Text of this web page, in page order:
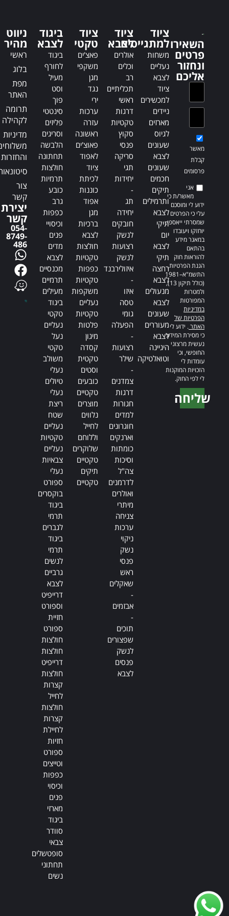
i
v
e
:
i
v
השאירו
פרטים
ונחזור
אליכם
מאשר
קבלת
פרסומים
אני
מאשר/ת כי
ידוע לי ומוסכם
עלי כי הפרטים
שמסרתי ייאספו,
יוחזקו ויעובדו
במאגר מידע
בהתאם
להוראות חוק
הגנת הפרטיות,
התשמ"א–1981
(כולל תיקון 13),
ולמטרות
המפורטות
במדיניות
הפרטיות של
האתר. ידוע לי
כי מסירת המידע
נעשית מרצוני
החופשי, וכי
עומדות לי
הזכויות המוקנות
לי לפי החוק.
שליחה
ציוד
למתגייסים
משחות
נעליים
לצבא
ציוד
למכשירים
ניידים
מארזים
לגיוס
שעונים
לצבא
שעונים
חכמים
תיקים
ותרמילים
לצבא
תיקי
יום
לצבא
תיקי
רחצה
לצבא
מנעולים
לצבא
שעונים
מעוררים
לצבא
היגיינה
וטואלטיקה
ציוד
לצבא
אולרים
וכלים
רב
תכליתיים
ראשי
דרגות
טקטיות
סקוץ
פנסי
סריקה
תגי
יחידות
-
תג
יחידה
חובקים
לנשק
רצועות
לנשק
איזולירבנד
-
איזו
טסה
גומי
הפעלה
-
רצועות
שילר
-
צמדנים
דרגות
חגורות
למדים
חוגרונים
וארנקים
כומתות
וסיכות
צה"ל
לדרמנים
ואולרים
מיתרי
צניחה
ערכות
ניקוי
נשק
פנסי
ראש
שאקלים
-
אבזמים
-
תוכים
שפצורים
לנשק
פנסים
לצבא
ציוד
טקטי
פאצ'ים
משקפי
מגן
נגד
ירי
ערכות
עזרה
ראשונה
פאוצ'ים
לאפוד
ציוד
לכיתת
כוננות
אפוד
מגן
ברכיות
לצבא
חולצות
טקטיות
כפפות
טקטיות
משקפות
נעליים
טקטיות
פלטות
מיגון
קסדה
טקטית
וסטים
כובעים
טקטיים
מוצרים
נלווים
לחייל
וללוחם
שלוקרים
טקטיים
תיקים
טקטיים
ביגוד
לצבא
ביגוד
לחורף
מעיל
וסט
פוך
סינטטי
פליזים
וסריגים
הלבשה
תחתונה
חולצות
תרמיות
כובע
גרב
כפפות
וכיסויי
פנים
מדים
לצבא
מכנסיים
תרמיים
מעילים
ביגוד
טקטי
נעליים
נעל
טקטי
משולב
נעלי
טיולים
נעלי
ריצת
שטח
נעליים
טקטיות
נעליים
צבאיות
נעלי
ספורט
בוקסרים
ביגוד
תרמי
לגברים
ביגוד
תרמי
לנשים
גרביים
לצבא
דרייפיט
וספורט
חזיית
ספורט
חולצות
חולצות
דרייפיט
חולצות
קצרות
לחייל
חולצות
קצרות
לחיילת
חזיות
ספורט
וטייצים
כפפות
וכיסוי
פנים
מארזי
ביגוד
סוודר
צבאי
סופטשלים
תחתוני
נשים
ניווט
מהיר
ראשי
בלוג
מפת
האתר
תרומה
לקהילה
מדיניות
והחזרות
צור
קשר
יצירת
קשר
054-
8749-
486